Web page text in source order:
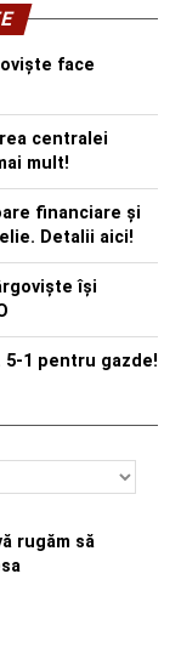
face
centralei
mult!
financiare și
Detalii aici!
își
5-1 pentru gazde!
rugăm să